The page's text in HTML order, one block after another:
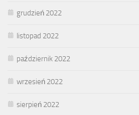
grudzień 2022
listopad 2022
październik 2022
wrzesień 2022
sierpień 2022